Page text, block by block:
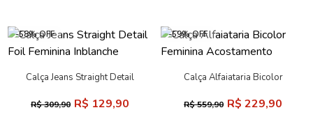
-58% OFF
Calça Jeans Straight Detail
R$ 309,90 R$ 129,90
-59% OFF
Calça Alfaiataria Bicolor
R$ 559,90 R$ 229,90